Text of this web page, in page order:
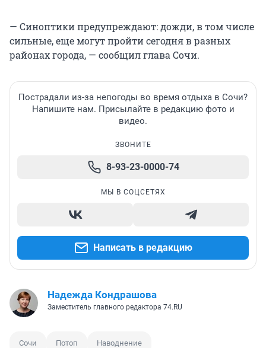
— Синоптики предупреждают: дожди, в том числе
сильные, еще могут пройти сегодня в разных
районах города, — сообщил глава Сочи.
Пострадали из-за непогоды во время отдыха в Сочи?
Напишите нам. Присылайте в редакцию фото и
видео.
ЗВОНИТЕ
8-93-23-0000-74
МЫ В СОЦСЕТЯХ
Написать в редакцию
Надежда Кондрашова
Заместитель главного редактора 74.RU
Сочи Потоп Наводнение